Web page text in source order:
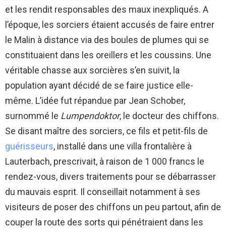
et les rendit responsables des maux inexpliqués. A
l’époque, les sorciers étaient accusés de faire entrer
le Malin à distance via des boules de plumes qui se
constituaient dans les oreillers et les coussins. Une
véritable chasse aux sorcières s’en suivit, la
population ayant décidé de se faire justice elle-
même. L’idée fut répandue par Jean Schober,
surnommé le Lumpendoktor, le docteur des chiffons.
Se disant maître des sorciers, ce fils et petit-fils de
guérisseurs, installé dans une villa frontalière à
Lauterbach, prescrivait, à raison de 1 000 francs le
rendez-vous, divers traitements pour se débarrasser
du mauvais esprit. Il conseillait notamment à ses
visiteurs de poser des chiffons un peu partout, afin de
couper la route des sorts qui pénétraient dans les